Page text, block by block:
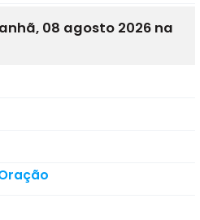
08 agosto 2026 na